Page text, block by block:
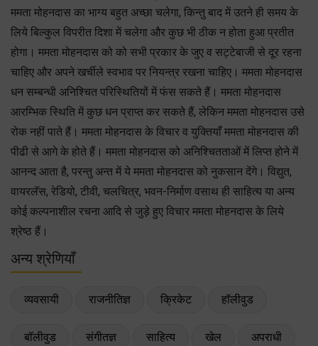
ममता मोहनदास का भाग्य बहुत अच्छा चलेगा, किन्तु बाद में उतने ही समय के
लिये बिल्कुल विपरीत दिशा में चलेगा और कुछ भी ठीक न होता हुआ प्रतीत
होगा। ममता मोहनदास को को सभी प्रकार के जुए व सट्टेबाजी से दूर रहना
चाहिए और अपने खर्चीले स्वभाव पर नियन्त्र रखना चाहिए। ममता मोहनदास
धन सम्बन्धी अनिश्चित परिस्थितियों में फंस सकते हैं। ममता मोहनदास
आरम्भिक स्थिति में कुछ धन प्राप्त कर सकते हैं, लेकिन ममता मोहनदास उसे
रोक नहीं पाते हैं। ममता मोहनदास के विचार व युक्तियाँ ममता मोहनदास की
पीढी से आगे के होते हैं। ममता मोहनदास को अनिश्चितताओं में लिप्त होने में
आनन्द आता है, परन्तु अन्त में ये ममता मोहनदास को नुकसान देंगे। विद्युत,
वायरलॅस, रेडियो, टीवी, चलचित्र, भवन-निर्माण वसाथ ही साहित्य या अन्य
कोई कल्पनाशील रचना आदि से जुड़े हुए विचार ममता मोहनदास के लिये
श्रेष्ठ हैं।
अन्य श्रेणियाँ
व्यवसायी राजनीतिज्ञ क्रिकेट हॉलीवुड
बॉलीवुड संगीतज्ञ साहित्य खेल अपराधी